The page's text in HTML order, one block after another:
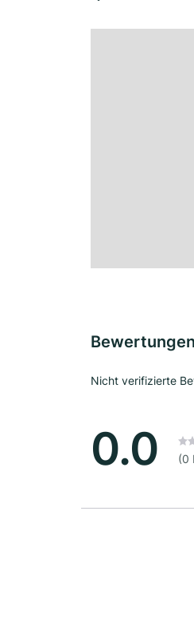
Bewertungen
Nicht verifizierte
0.0 (0